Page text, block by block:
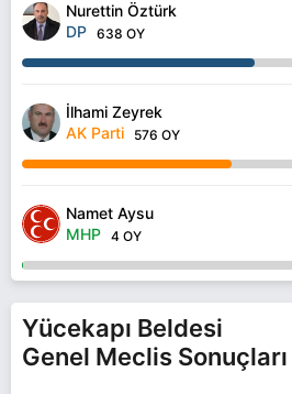
Nurettin Öztürk
DP 638 OY
İlhami Zeyrek
AK Parti
576 OY
Namet Aysu
MHP 4 OY
Yücekapı Beldesi
Genel Meclis Sonuçları